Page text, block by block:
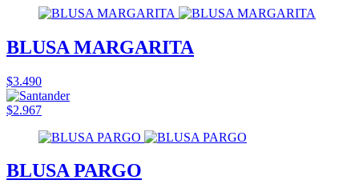
BLUSA MARGARITA
$3.490
$2.967
BLUSA PARGO